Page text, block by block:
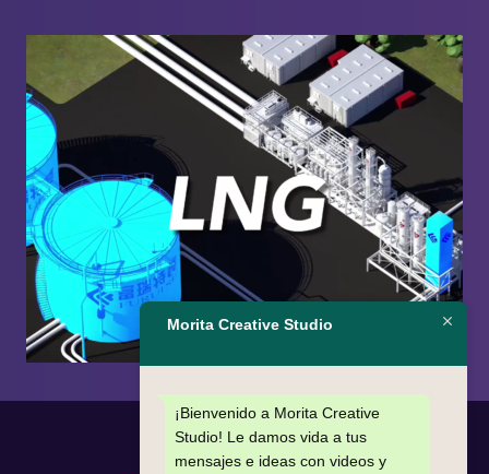
Morita Creative Studio
¡Bienvenido a Morita Creative
Studio! Le damos vida a tus
mensajes e ideas con videos y